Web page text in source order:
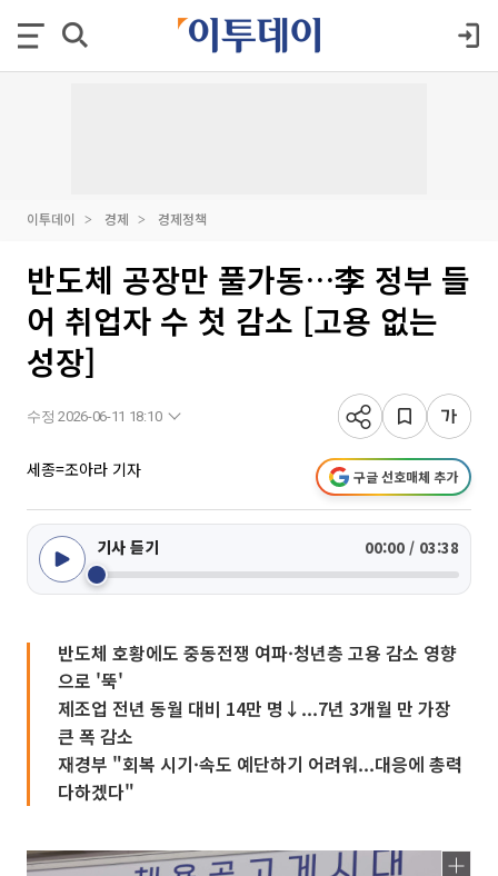
이투데이 경제 경제정책
반도체 공장만 풀가동…李 정부 들
어 취업자 수 첫 감소 [고용 없는
성장]
수정 2026-06-11 18:10
세종=조아라 기자 구글 선호매체 추가
기사 듣기 00:00 / 03:38
반도체 호황에도 중동전쟁 여파·청년층 고용 감소 영향
으로 '뚝'
제조업 전년 동월 대비 14만 명↓...7년 3개월 만 가장
큰 폭 감소
재경부 "회복 시기·속도 예단하기 어려워...대응에 총력
다하겠다"